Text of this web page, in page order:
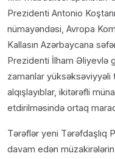
Prezidenti Antonio
nümayəndəsi, Avropa
Kallasın Azərbaycana
Prezidenti İlham Əliyevlə
zamanlar yüksəksəviyyəli
alqışlayıblar, ikitərəfli
etdirilməsində ortaq
Tərəflər yeni Tərəfdaşlıq
davam edən